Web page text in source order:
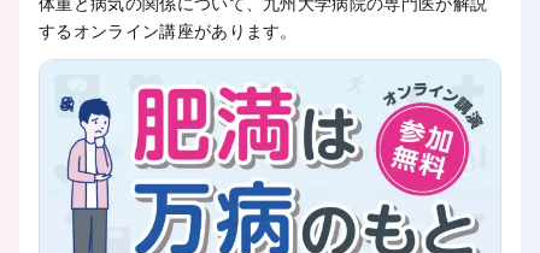
するオンライン講座があります。